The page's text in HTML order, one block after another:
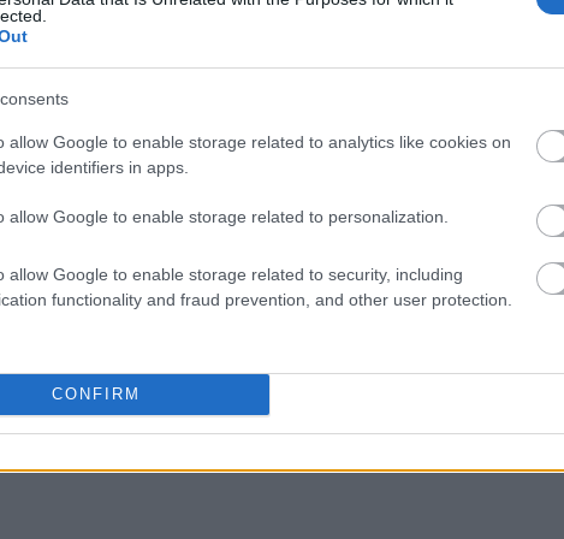
allow Google to enable storage related to analytics like cookies on
identifiers in apps.
allow Google to enable storage related to personalization.
allow Google to enable storage related to security, including
functionality and fraud prevention, and other user protection.
CONFIRM
Brakuje czegoś w haśle?
abonenci Dobrego słownika.
SPRAWDŹ